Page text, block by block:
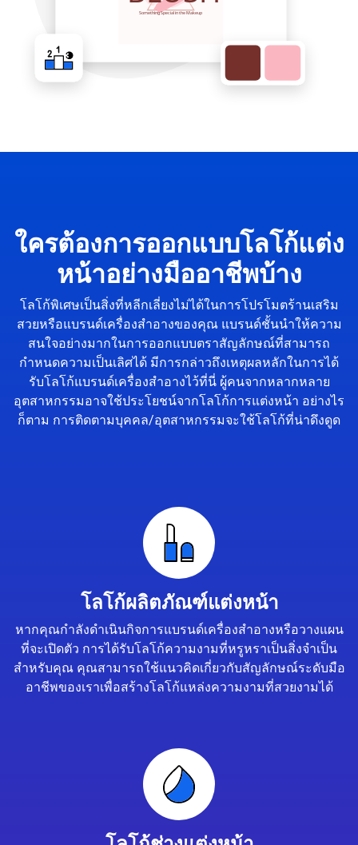
ใครต้องการออกแบบโลโก้แต่ง
หน้าอย่างมืออาชีพบ้าง
โลโก้พิเศษเป็นสิ่งที่หลีกเลี่ยงไม่ได้ในการโปรโมตร้านเสริม
สวยหรือแบรนด์เครื่องสำอางของคุณ แบรนด์ชั้นนำให้ความ
สนใจอย่างมากในการออกแบบตราสัญลักษณ์ที่สามารถ
กำหนดความเป็นเลิศได้ มีการกล่าวถึงเหตุผลหลักในการได้
รับโลโก้แบรนด์เครื่องสำอางไว้ที่นี่ ผู้คนจากหลากหลาย
อุตสาหกรรมอาจใช้ประโยชน์จากโลโก้การแต่งหน้า อย่างไร
ก็ตาม การติดตามบุคคล/อุตสาหกรรมจะใช้โลโก้ที่น่าดึงดูด
โลโก้ผลิตภัณฑ์แต่งหน้า
หากคุณกำลังดำเนินกิจการแบรนด์เครื่องสำอางหรือวางแผน
ที่จะเปิดตัว การได้รับโลโก้ความงามที่หรูหราเป็นสิ่งจำเป็น
สำหรับคุณ คุณสามารถใช้แนวคิดเกี่ยวกับสัญลักษณ์ระดับมือ
อาชีพของเราเพื่อสร้างโลโก้แหล่งความงามที่สวยงามได้